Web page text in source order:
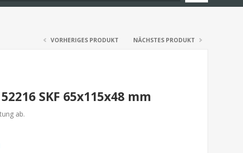
VORHERIGES PRODUKT NÄCHSTES PRODUKT
SKF 65x115x48 mm
ab.